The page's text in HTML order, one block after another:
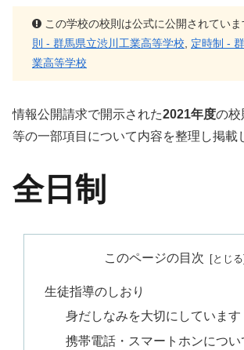
この学校の校則は公式に公開されてい
則 - 群馬県立渋川工業高等学校
定時制 -
業高等学校
情報公開請求で開示された2021年度の校
等の一部項目について内容を整理し掲載
全日制
このページの目次
生徒指導のしおり
身だしなみを大切にしています
携帯電話・スマートホンについ